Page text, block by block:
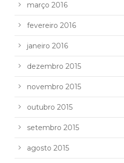
março 2016
fevereiro 2016
janeiro 2016
dezembro 2015
novembro 2015
outubro 2015
setembro 2015
agosto 2015